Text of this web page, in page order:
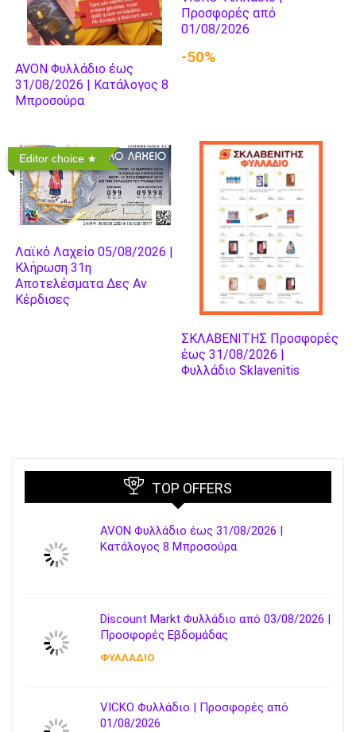
AVON Φυλλάδιο έως
31/08/2026 | Κατάλογος 8
Μπροσούρα
Προσφορές από
01/08/2026
-50%
Editor choice
Λαϊκό Λαχείο 05/08/2026 |
Κλήρωση 31η
Αποτελέσματα Δες Αν
Κέρδισες
ΣΚΛΑΒΕΝΙΤΗΣ Προσφορές
έως 31/08/2026 |
Φυλλάδιο Sklavenitis
TOP OFFERS
AVON Φυλλάδιο έως 31/08/2026 |
Κατάλογος 8 Μπροσούρα
Discount Markt Φυλλάδιο από 03/08/2026 |
Προσφορές Εβδομάδας
ΦΥΛΛΑΔΙΟ
VICKO Φυλλάδιο | Προσφορές από
01/08/2026